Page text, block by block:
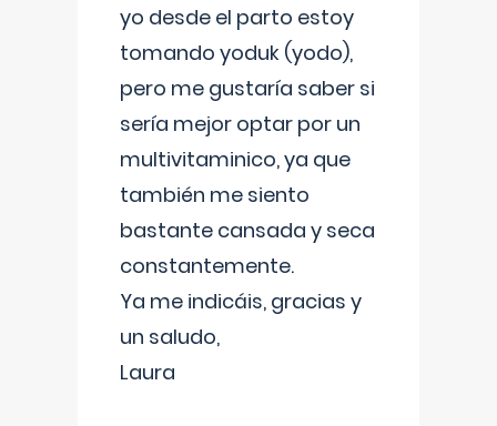
yo desde el parto estoy
tomando yoduk (yodo),
pero me gustaría saber si
sería mejor optar por un
multivitaminico, ya que
también me siento
bastante cansada y seca
constantemente.
Ya me indicáis, gracias y
un saludo,
Laura